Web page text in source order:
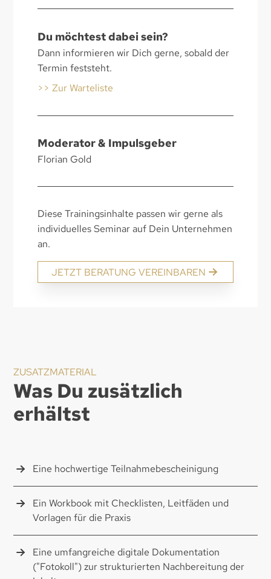
Du möchtest dabei sein?
Dann informieren wir Dich gerne, sobald der
Termin feststeht.
>> Zur Warteliste
Moderator & Impulsgeber
Florian Gold
Diese Trainingsinhalte passen wir gerne als
individuelles Seminar auf Dein Unternehmen
an.
JETZT BERATUNG VEREINBAREN
ZUSATZMATERIAL
Was Du zusätzlich
erhältst
Eine hochwertige Teilnahmebescheinigung
Ein Workbook mit Checklisten, Leitfäden und
Vorlagen für die Praxis
Eine umfangreiche digitale Dokumentation
("Fotokoll") zur strukturierten Nachbereitung der